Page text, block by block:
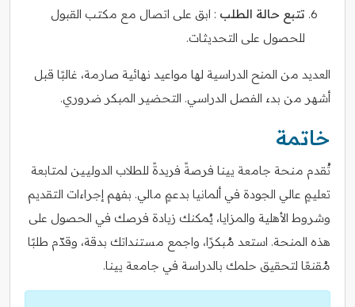
تتبع حالة الطلب : ابق على اتصال مع مكتب القبول
للحصول على التحديثات.
العديد من المنح الدراسية لها مواعيد نهائية صارمة، غالبًا قبل
أشهر من بدء الفصل الدراسي. التحضير المبكر ضروري.
خاتمة
تُقدم منحة جامعة يينا فرصةً فريدةً للطلاب الدوليين لمتابعة
تعليمٍ عالي الجودة في ألمانيا بدعمٍ مالي. بفهم إجراءات التقديم
وشروط الأهلية والمزايا، يُمكنك زيادة فرصك في الحصول على
هذه المنحة. استعد مُبكرًا، واجمع مستنداتك بدقة، وقدّم طلبًا
مُقنعًا لتحقيق حلمك بالدراسة في جامعة يينا.